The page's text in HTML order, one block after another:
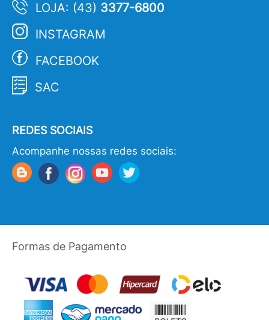
LOJA: (43) 3377-6800
INSTAGRAM
FACEBOOK
SAC
REDES SOCIAIS
Acompanhe nossas redes sociais:
Formas de Pagamento